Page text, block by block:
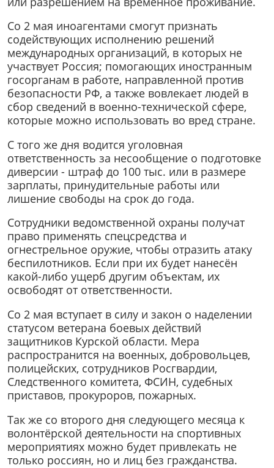
Со 2 мая иноагентами смогут признать
содействующих исполнению решений
международных организаций, в которых не
участвует Россия; помогающих иностранным
госорганам в работе, направленной против
безопасности РФ, а также вовлекает людей в
сбор сведений в военно-технической сфере,
которые можно использовать во вред стране.
С того же дня водится уголовная
ответственность за несообщение о подготовке
диверсии - штраф до 100 тыс. или в размере
зарплаты, принудительные работы или
лишение свободы на срок до года.
Сотрудники ведомственной охраны получат
право применять спецсредства и
огнестрельное оружие, чтобы отразить атаку
беспилотников. Если при их будет нанесён
какой-либо ущерб другим объектам, их
освободят от ответственности.
Со 2 мая вступает в силу и закон о наделении
статусом ветерана боевых действий
защитников Курской области. Мера
распространится на военных, добровольцев,
полицейских, сотрудников Росгвардии,
Следственного комитета, ФСИН, судебных
приставов, прокуроров, пожарных.
Так же со второго дня следующего месяца к
волонтёрской деятельности на спортивных
мероприятиях можно будет привлекать не
только россиян, но и лиц без гражданства.